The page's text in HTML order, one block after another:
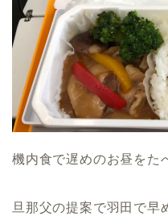
機内食で遅めのお昼をた
旦那父の提案で羽田で早